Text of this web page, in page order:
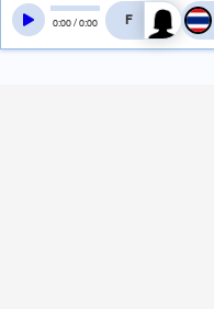
0:00/0:00 สลับเสียงอ่าน